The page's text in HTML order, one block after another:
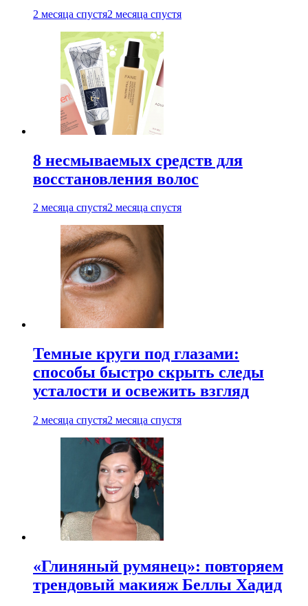
2 месяца спустя2 месяца спустя
8 несмываемых средств для
восстановления волос
2 месяца спустя2 месяца спустя
Темные круги под глазами:
способы быстро скрыть следы
усталости и освежить взгляд
2 месяца спустя2 месяца спустя
«Глиняный румянец»: повторяем
трендовый макияж Беллы Хадид